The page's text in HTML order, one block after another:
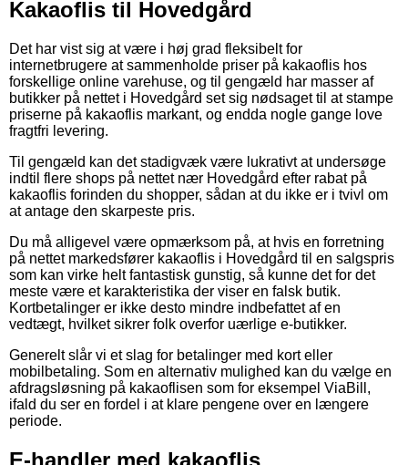
Kakaoflis til Hovedgård
Det har vist sig at være i høj grad fleksibelt for
internetbrugere at sammenholde priser på kakaoflis hos
forskellige online varehuse, og til gengæld har masser af
butikker på nettet i Hovedgård set sig nødsaget til at stampe
priserne på kakaoflis markant, og endda nogle gange love
fragtfri levering.
Til gengæld kan det stadigvæk være lukrativt at undersøge
indtil flere shops på nettet nær Hovedgård efter rabat på
kakaoflis forinden du shopper, sådan at du ikke er i tvivl om
at antage den skarpeste pris.
Du må alligevel være opmærksom på, at hvis en forretning
på nettet markedsfører kakaoflis i Hovedgård til en salgspris
som kan virke helt fantastisk gunstig, så kunne det for det
meste være et karakteristika der viser en falsk butik.
Kortbetalinger er ikke desto mindre indbefattet af en
vedtægt, hvilket sikrer folk overfor uærlige e-butikker.
Generelt slår vi et slag for betalinger med kort eller
mobilbetaling. Som en alternativ mulighed kan du vælge en
afdragsløsning på kakaoflisen som for eksempel ViaBill,
ifald du ser en fordel i at klare pengene over en længere
periode.
E-handler med kakaoflis